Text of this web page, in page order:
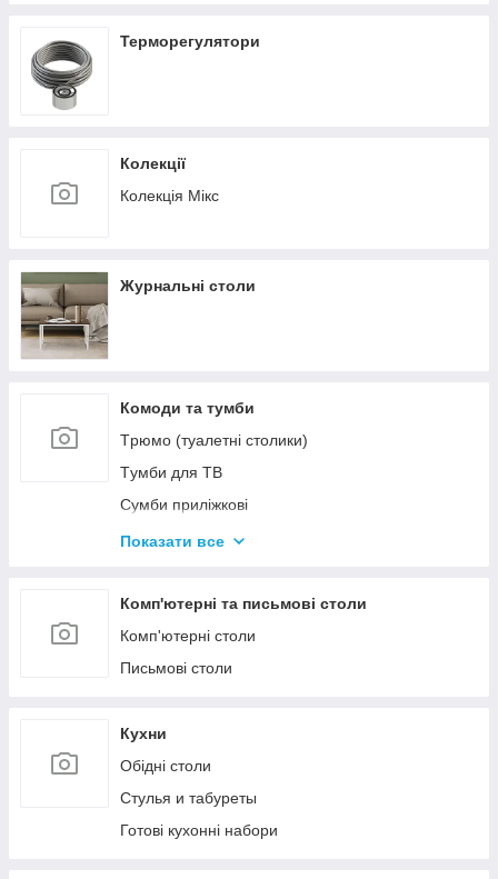
Терморегулятори
Колекції
Колекція Мікс
Журнальні столи
Комоди та тумби
Tрюмо (туалетні столики)
Tумби для ТВ
Сумби приліжкові
Комоди
Показати все
Комп'ютерні та письмові столи
Комп'ютерні столи
Письмові столи
Кухни
Обідні столи
Стулья и табуреты
Готові кухонні набори